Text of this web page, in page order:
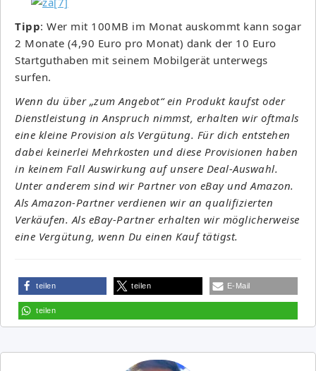
Tipp: Wer mit 100MB im Monat auskommt kann sogar
2 Monate (4,90 Euro pro Monat) dank der 10 Euro
Startguthaben mit seinem Mobilgerät unterwegs
surfen.
Wenn du über „zum Angebot“ ein Produkt kaufst oder
Dienstleistung in Anspruch nimmst, erhalten wir oftmals
eine kleine Provision als Vergütung. Für dich entstehen
dabei keinerlei Mehrkosten und diese Provisionen haben
in keinem Fall Auswirkung auf unsere Deal-Auswahl.
Unter anderem sind wir Partner von eBay und Amazon.
Als Amazon-Partner verdienen wir an qualifizierten
Verkäufen. Als eBay-Partner erhalten wir möglicherweise
eine Vergütung, wenn Du einen Kauf tätigst.
teilen teilen E-Mail
teilen